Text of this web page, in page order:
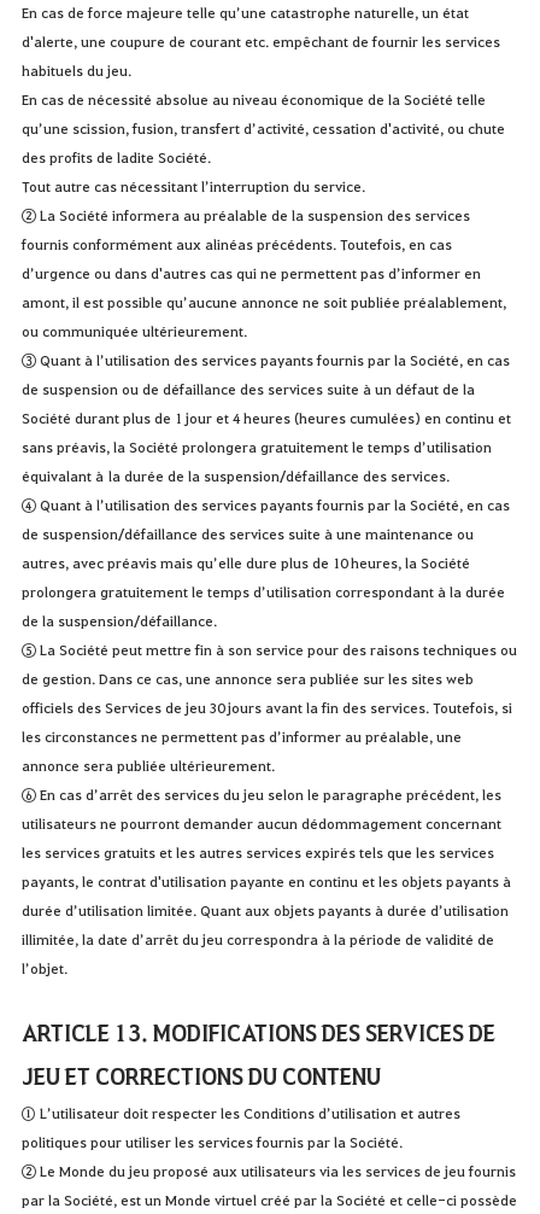
En cas de force majeure telle qu’une catastrophe naturelle, un état
d'alerte, une coupure de courant etc. empêchant de fournir les services
habituels du jeu.
En cas de nécessité absolue au niveau économique de la Société telle
qu’une scission, fusion, transfert d’activité, cessation d'activité, ou chute
des profits de ladite Société.
Tout autre cas nécessitant l’interruption du service.
② La Société informera au préalable de la suspension des services
fournis conformément aux alinéas précédents. Toutefois, en cas
d’urgence ou dans d'autres cas qui ne permettent pas d’informer en
amont, il est possible qu’aucune annonce ne soit publiée préalablement,
ou communiquée ultérieurement.
③ Quant à l’utilisation des services payants fournis par la Société, en cas
de suspension ou de défaillance des services suite à un défaut de la
Société durant plus de 1 jour et 4 heures (heures cumulées) en continu et
sans préavis, la Société prolongera gratuitement le temps d’utilisation
équivalant à la durée de la suspension/défaillance des services.
④ Quant à l’utilisation des services payants fournis par la Société, en cas
de suspension/défaillance des services suite à une maintenance ou
autres, avec préavis mais qu’elle dure plus de 10 heures, la Société
prolongera gratuitement le temps d’utilisation correspondant à la durée
de la suspension/défaillance.
⑤ La Société peut mettre fin à son service pour des raisons techniques ou
de gestion. Dans ce cas, une annonce sera publiée sur les sites web
officiels des Services de jeu 30 jours avant la fin des services. Toutefois, si
les circonstances ne permettent pas d’informer au préalable, une
annonce sera publiée ultérieurement.
⑥ En cas d’arrêt des services du jeu selon le paragraphe précédent, les
utilisateurs ne pourront demander aucun dédommagement concernant
les services gratuits et les autres services expirés tels que les services
payants, le contrat d'utilisation payante en continu et les objets payants à
durée d’utilisation limitée. Quant aux objets payants à durée d’utilisation
illimitée, la date d’arrêt du jeu correspondra à la période de validité de
l’objet.
ARTICLE 13. MODIFICATIONS DES SERVICES DE
JEU ET CORRECTIONS DU CONTENU
① L’utilisateur doit respecter les Conditions d’utilisation et autres
politiques pour utiliser les services fournis par la Société.
② Le Monde du jeu proposé aux utilisateurs via les services de jeu fournis
par la Société, est un Monde virtuel créé par la Société et celle-ci possède